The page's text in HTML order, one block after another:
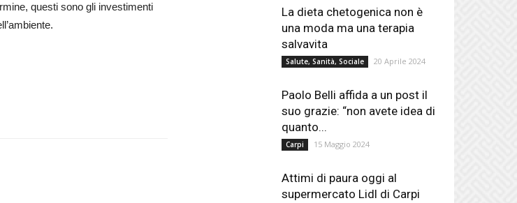
questi sono gli investimenti
La dieta chetogenica non è
una moda ma una terapia
salvavita
Salute, Sanità, Sociale 20 Aprile 2024
Paolo Belli affida a un post il
suo grazie: “non avete idea di
quanto...
Carpi 15 Maggio 2024
Attimi di paura oggi al
supermercato Lidl di Carpi